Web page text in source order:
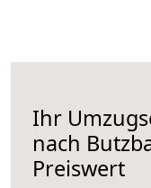
Ihr
nach
Preiswert